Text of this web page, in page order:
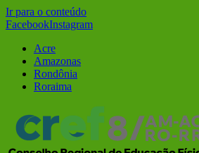
Ir para o conteúdo
FacebookInstagram
Acre
Amazonas
Rondônia
Roraima